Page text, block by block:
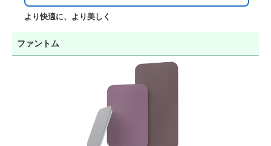
より快適に、より美しく
ファントム